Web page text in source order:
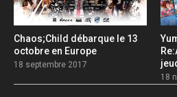
Chaos;Child débarque le 13
octobre en Europe
18 septembre 2017
18